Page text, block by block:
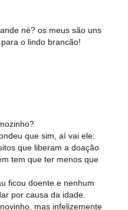
né? os meus são uns
o lindo brancão!
que sim, aí vai ele:
que liberam a doação
tem que ter menos que
ficou doente e nenhum
por causa da idade.
mas infelizemente